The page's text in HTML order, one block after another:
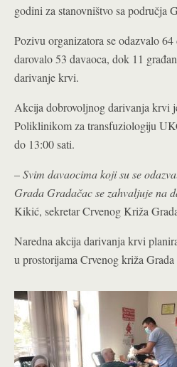
godini za stanovništvo sa područja
Pozivu organizatora se odazvalo
darovalo 53 davaoca, dok 11
darivanje krvi.
Akcija dobrovoljnog darivanja krvi
Poliklinikom za transfuziologiju
do 13:00 sati.
–Svim davaocima koji su se
Grada Gradačac se zahvaljuje na
Kikić, sekretar Crvenog Križa
Naredna akcija darivanja krvi
u prostorijama Crvenog križa Grada